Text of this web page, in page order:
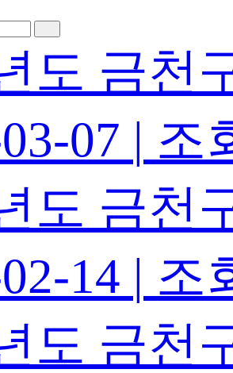
도 금천
07 | 조
도 금천
14 | 조
도 금천